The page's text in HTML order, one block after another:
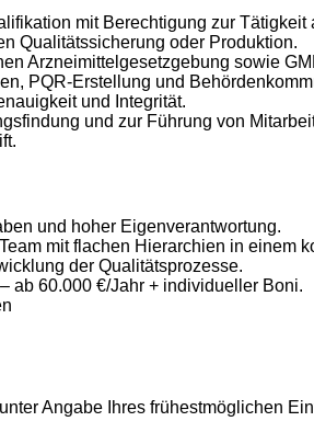
mit Berechtigung zur
Qualitätssicherung oder Produktion.
Arzneimittelgesetzgebung sowie
PQR-Erstellung und
und Integrität.
und zur Führung von
und hoher Eigenverantwortung.
mit flachen Hierarchien in einem
der Qualitätsprozesse.
ab 60.000 €/Jahr + individueller Boni.
Angabe Ihres frühestmöglichen